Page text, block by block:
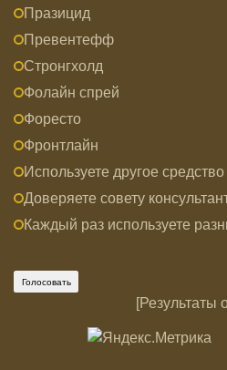
Празицид
Превентефф
Стронгхолд
Фолайн спрей
Форесто
Фронтлайн
Используете другое средство
Доверяете совету
Каждый раз используете
[Результаты